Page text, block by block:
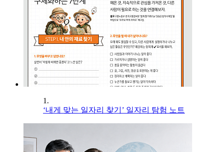
1.
‘내게 맞는 일자리 찾기’ 일자리 탐험 노트